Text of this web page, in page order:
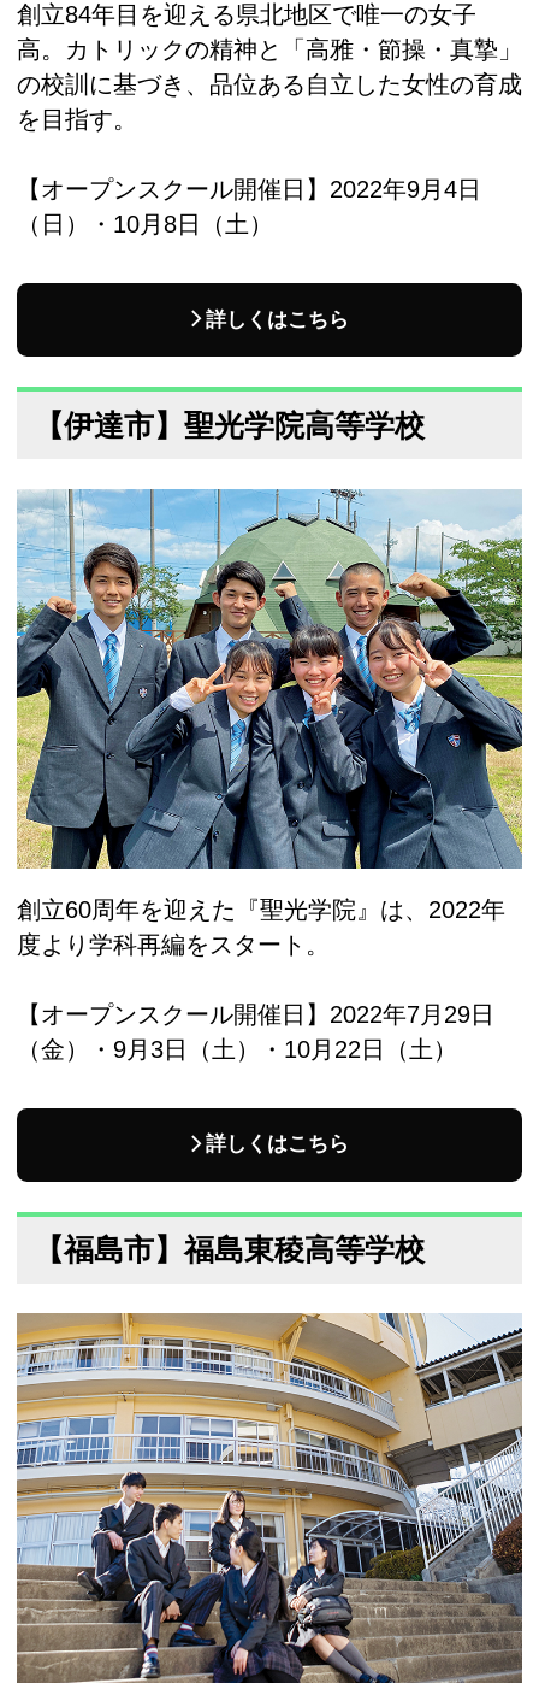
創立84年目を迎える県北地区で唯一の女子
高。カトリックの精神と「高雅・節操・真摯」
の校訓に基づき、品位ある自立した女性の育成
を目指す。
【オープンスクール開催日】2022年9月4日
（日）・10月8日（土）
詳しくはこちら
【伊達市】聖光学院高等学校
創立60周年を迎えた『聖光学院』は、2022年
度より学科再編をスタート。
【オープンスクール開催日】2022年7月29日
（金）・9月3日（土）・10月22日（土）
詳しくはこちら
【福島市】福島東稜高等学校